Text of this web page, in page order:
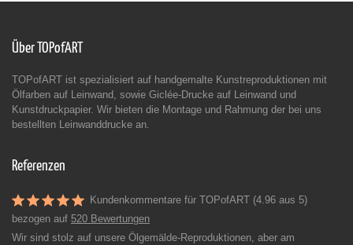
Über TOPofART
TOPofART ist spezialisiert auf handgemalte Kunstreproduktionen mit
Ölfarben auf Leinwand, sowie Giclée-Drucke auf Leinwand und
Kunstdruckpapier. Wir bieten die Montage und Rahmung der bei uns
bestellten Leinwanddrucke an.
Referenzen
Kundenkommentare für TOPofART (4.96 aus 5)
bezogen auf 520 Bewertungen
Wir sind stolz auf unsere Ölgemälde-Reproduktionen, aber am